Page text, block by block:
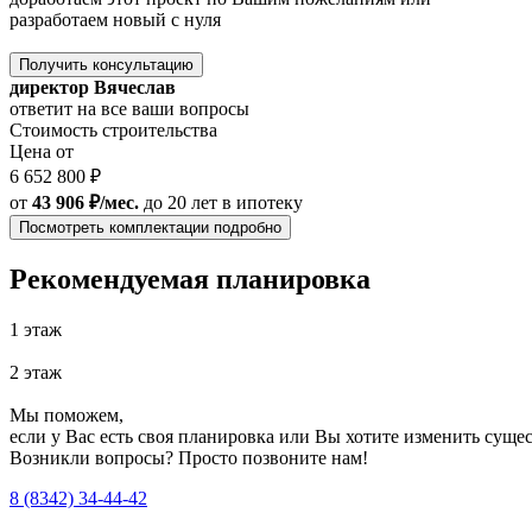
разработаем новый с нуля
Получить консультацию
директор Вячеслав
ответит на все ваши вопросы
Стоимость строительства
Цена от
6 652 800 ₽
от 43 906 ₽/мес. до 20 лет в ипотеку
Посмотреть комплектации подробно
Рекомендуемая планировка
1 этаж
2 этаж
Мы поможем,
если у Вас есть своя планировка или Вы хотите изменить
Возникли вопросы? Просто позвоните нам!
8 (8342) 34-44-42